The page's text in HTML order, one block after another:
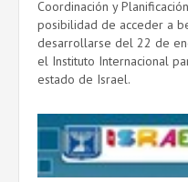
Coordinación y
posibilidad de acceder a
desarrollarse del 22 de
el Instituto Internacional
estado de Israel.